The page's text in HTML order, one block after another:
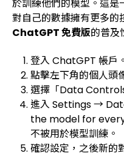
於訓練他們的模型。這是
對自己的數據擁有更多的
ChatGPT 免費版的普及
登入 ChatGPT 帳戶。
點擊左下角的個人頭
選擇「Data
進入 Settings →
the model for
不被用於模型訓練。
確認設定，之後新的